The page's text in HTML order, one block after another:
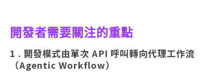
開發者需要關注的重點
1 . 開發模式由單次 API 呼叫轉向代理工作流
（Agentic Workflow）